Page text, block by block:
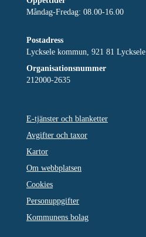
Måndag-Fredag: 08.00-16.00
Postadress
Lycksele kommun, 921 81 Lycksele
Organisationsnummer
212000-2635
E-tjänster och blanketter
Avgifter och taxor
Kartor
Om webbplatsen
Cookies
Personuppgifter
Kommunens bolag